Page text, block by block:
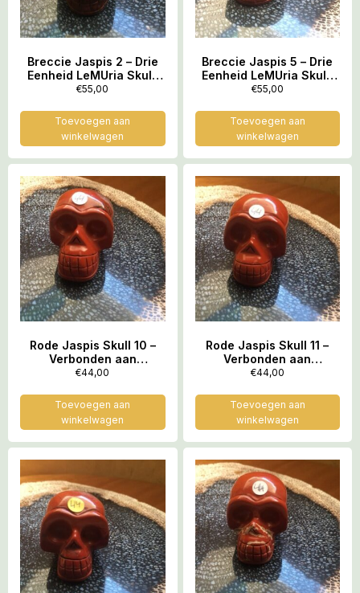
Breccie Jaspis 2 – Drie
Eenheid LeMUria Skull:
Uluru Rock – Kata Tjuta –
€55,00
Toevoegen aan
winkelwagen
Breccie Jaspis 5 – Drie
Eenheid LeMUria Skull:
Uluru Rock – Kata Tjuta –
€55,00
Toevoegen aan
winkelwagen
Rode Jaspis Skull 10 –
Verbonden aan
Feeërieke Elfenwereld
2.7 x 2.9 cm
€44,00
Toevoegen aan
winkelwagen
Rode Jaspis Skull 11 –
Verbonden aan
Feeërieke Elfenwereld
2.7 x 2.9 cm
€44,00
Toevoegen aan
winkelwagen